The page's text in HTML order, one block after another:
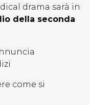
drama sarà in
della seconda
come si